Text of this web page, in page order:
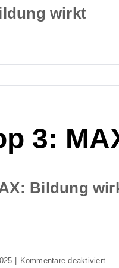
wirkt
3:
Bildung
Kommentare deaktiviertfür